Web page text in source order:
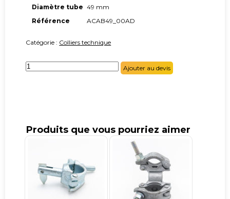
Diamètre tube 49 mm
Référence
ACAB49_00AD
Catégorie : Colliers technique
quantité
de
Ajouter au devis
Produits que vous pourriez aimer